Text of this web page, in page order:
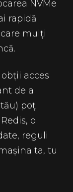
NVMe
rapidă
mulți
acces
de a
poți
o
reguli
ta, tu